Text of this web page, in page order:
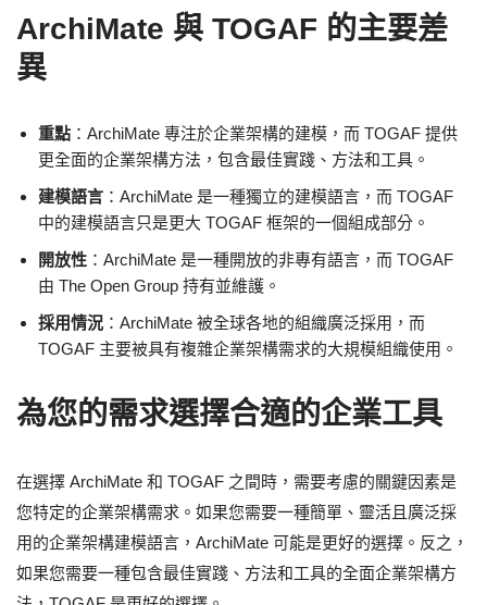
ArchiMate 與 TOGAF 的主要差
異
重點 ：ArchiMate 專注於企業架構的建模，而 TOGAF 提供
更全面的企業架構方法，包含最佳實踐、方法和工具。
建模語言 ：ArchiMate 是一種獨立的建模語言，而 TOGAF
中的建模語言只是更大 TOGAF 框架的一個組成部分。
開放性 ：ArchiMate 是一種開放的非專有語言，而 TOGAF
由 The Open Group 持有並維護。
採用情況 ：ArchiMate 被全球各地的組織廣泛採用，而
TOGAF 主要被具有複雜企業架構需求的大規模組織使用。
為您的需求選擇合適的企業工具
在選擇 ArchiMate 和 TOGAF 之間時，需要考慮的關鍵因素是
您特定的企業架構需求。如果您需要一種簡單、靈活且廣泛採
用的企業架構建模語言，ArchiMate 可能是更好的選擇。反之，
如果您需要一種包含最佳實踐、方法和工具的全面企業架構方